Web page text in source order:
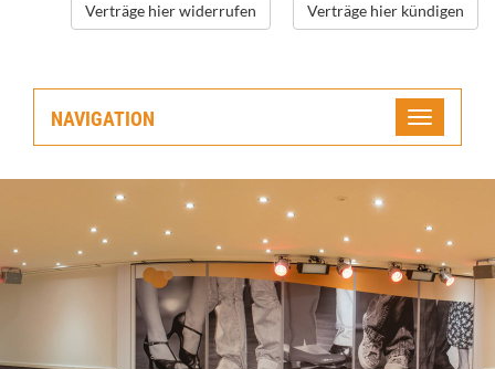
Verträge hier widerrufen Verträge hier kündigen
NAVIGATION
Toggle